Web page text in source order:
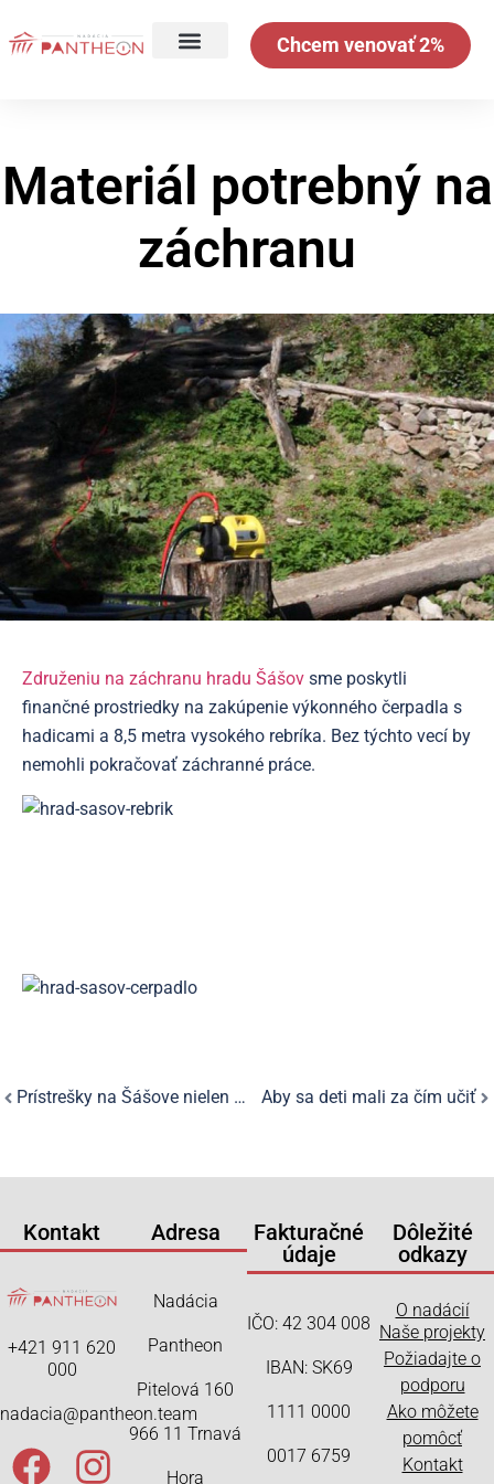
Chcem venovať 2%
Materiál potrebný na
záchranu
Združeniu na záchranu hradu Šášov sme poskytli
finančné prostriedky na zakúpenie výkonného čerpadla s
hadicami a 8,5 metra vysokého rebríka. Bez týchto vecí by
nemohli pokračovať záchranné práce.
Prístrešky na Šášove nielen pre turistov Aby sa deti mali za čím učiť
Kontakt
+421 911 620
000
nadacia@pantheon.team
Adresa
Nadácia
Pantheon
Pitelová 160
966 11 Trnavá
Hora
Fakturačné
údaje
IČO: 42 304 008
IBAN: SK69
1111 0000
0017 6759
Dôležité
odkazy
O nadácií
Naše projekty
Požiadajte o
podporu
Ako môžete
pomôcť
Kontakt